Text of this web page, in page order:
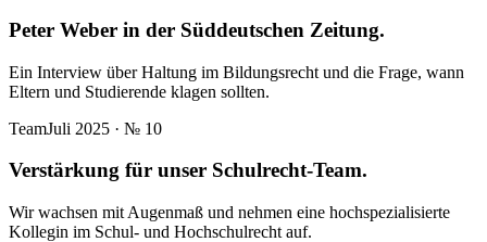
Peter Weber in der Süddeutschen Zeitung.
Ein Interview über Haltung im Bildungsrecht und die Frage, wann
Eltern und Studierende klagen sollten.
TeamJuli 2025 · № 10
Verstärkung für unser Schulrecht-Team.
Wir wachsen mit Augenmaß und nehmen eine hochspezialisierte
Kollegin im Schul- und Hochschulrecht auf.